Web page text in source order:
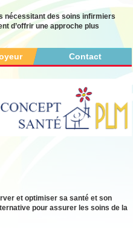
nécessitant des soins infirmiers
d’offrir une approche plus
Contact
et optimiser sa santé et son
pour assurer les soins de la